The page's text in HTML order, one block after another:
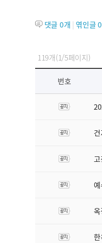
댓글 0개 | 엮인글0
119개(1/5페이지)
번호